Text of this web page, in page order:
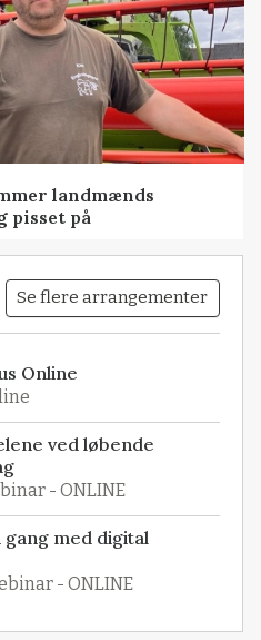
landmænds
pisset på
Se flere arrangementer
Online
ved løbende
- ONLINE
gang med digital
- ONLINE